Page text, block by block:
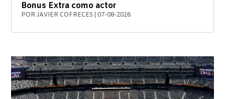
Bonus Extra como actor
PORJAVIER COFRECES 07-08-2026